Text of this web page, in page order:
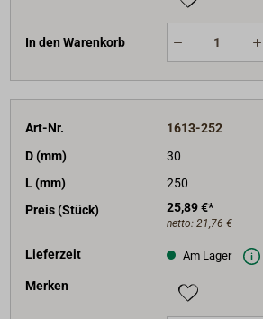
In den Warenkorb
Art-Nr.
1613-252
D (mm)
30
L (mm)
250
Preis (Stück)
25,89 €*
netto: 21,76 €
Lieferzeit Am Lager
Merken